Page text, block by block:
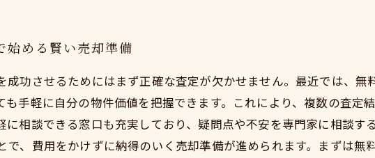
始める賢い売却準備
功させるためにはまず正確な査定が欠かせません。最近では、無
手軽に自分の物件価値を把握できます。これにより、複数の査定
相談できる窓口も充実しており、疑問点や不安を専門家に相談す
、費用をかけずに納得のいく売却準備が進められます。まずは無